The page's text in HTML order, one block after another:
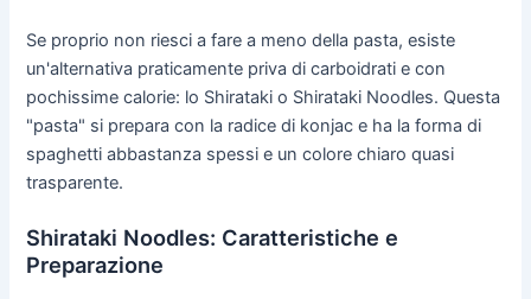
Se proprio non riesci a fare a meno della pasta, esiste
un'alternativa praticamente priva di carboidrati e con
pochissime calorie: lo Shirataki o Shirataki Noodles. Questa
"pasta" si prepara con la radice di konjac e ha la forma di
spaghetti abbastanza spessi e un colore chiaro quasi
trasparente.
Shirataki Noodles: Caratteristiche e
Preparazione